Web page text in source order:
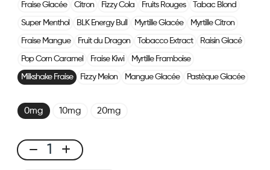
Fraise Glacée Citron Fizzy Cola Fruits Rouges Tabac Blond
Super Menthol BLK Energy Bull Myrtille Glacée Myrtille Citron
Fraise Mangue Fruit du Dragon Tobacco Extract Raisin Glacé
Pop Corn Caramel Fraise Kiwi Myrtille Framboise
Milkshake Fraise Fizzy Melon Mangue Glacée Pastèque Glacée
0mg 10mg 20mg
CUBX